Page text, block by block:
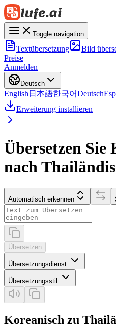
Toggle navigation
Textübersetzung Bild
Preise
Anmelden
Deutsch
English 日本語한국어Deutsch
Erweiterung installieren
Übersetzen Sie
nach
Automatisch erkennen
Übersetzen
Übersetzungsdienst:
Übersetzungsstil :
Koreanisch zu